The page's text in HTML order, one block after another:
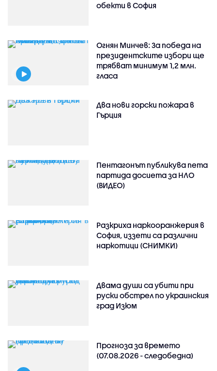
обекти в София
Огнян Минчев: За победа на
президентските избори ще
трябват минимум 1,2 млн.
гласа
Два нови горски пожара в
Гърция
Пентагонът публикува пета
партида досиета за НЛО
(ВИДЕО)
Разкриха наркооранжерия в
София, иззети са различни
наркотици (СНИМКИ)
Двама души са убити при
руски обстрeл по украинския
град Изюм
Прогноза за времето
(07.08.2026 - следобедна)